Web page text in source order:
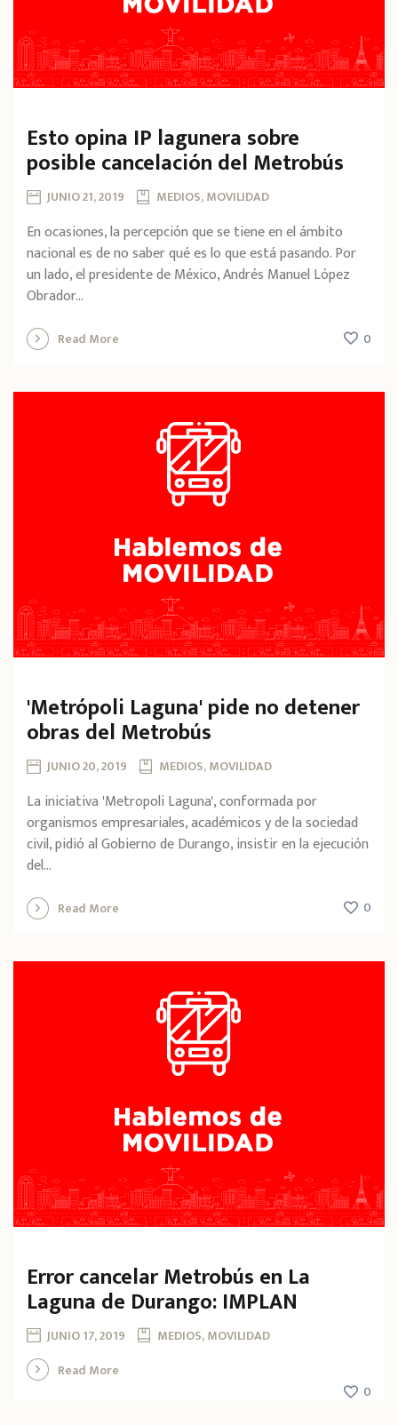
Esto opina IP lagunera sobre
posible cancelación del Metrobús
JUNIO 21, 2019 MEDIOS, MOVILIDAD
En ocasiones, la percepción que se tiene en el ámbito
nacional es de no saber qué es lo que está pasando. Por
un lado, el presidente de México, Andrés Manuel López
Obrador...
Read More 0
'Metrópoli Laguna' pide no detener
obras del Metrobús
JUNIO 20, 2019 MEDIOS, MOVILIDAD
La iniciativa 'Metropoli Laguna', conformada por
organismos empresariales, académicos y de la sociedad
civil, pidió al Gobierno de Durango, insistir en la ejecución
del...
Read More 0
Error cancelar Metrobús en La
Laguna de Durango: IMPLAN
JUNIO 17, 2019
MEDIOS, MOVILIDAD
Read More
0